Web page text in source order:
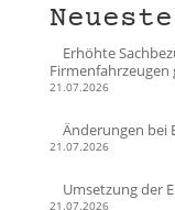
Erhöhte
Firmenfahrzeugen
21.07.2026
Änderungen bei
21.07.2026
Umsetzung der
21.07.2026